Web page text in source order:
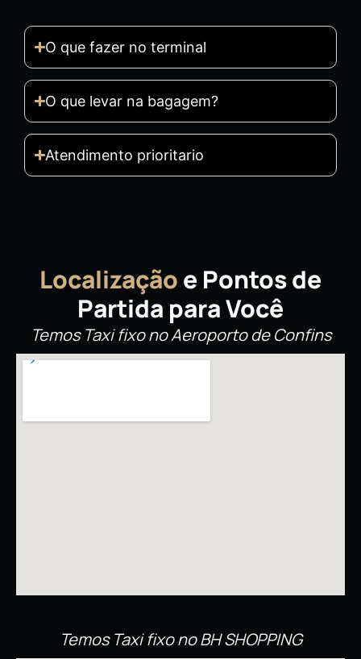
O que fazer no terminal
O que levar na bagagem?
Atendimento prioritario
Localizaçãoe Pontos de
Partida para Você
Temos Taxi fixo no Aeroporto de Confins
Temos Taxi fixo noBH SHOPPING